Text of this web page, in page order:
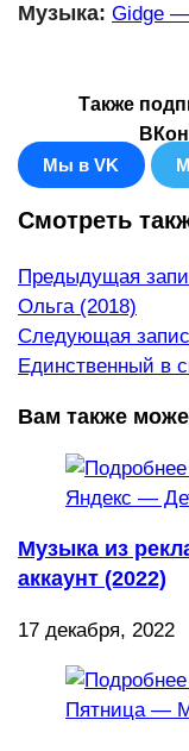
Музыка: Gidge
Также
Мы в VK
Смотреть
Еще
статьи
Предыдущая
Ольга (2018)
Следующая
Единственный в
Вам также
Музыка из
аккаунт (2022)
17 декабря, 2022